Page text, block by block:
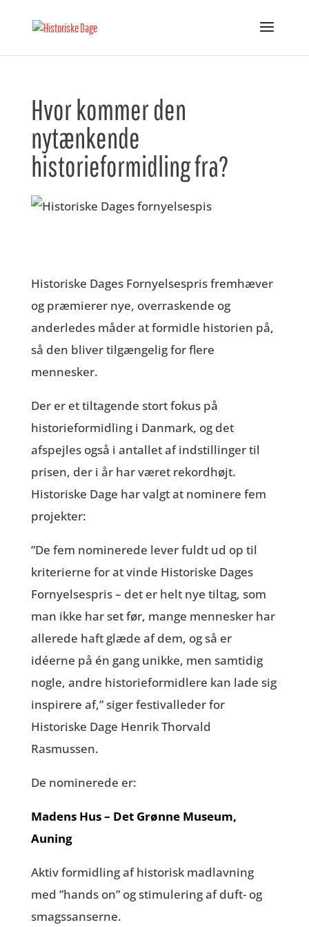
Hvor kommer den
nytænkende
historieformidling fra?
Historiske Dages Fornyelsespris fremhæver
og præmierer nye, overraskende og
anderledes måder at formidle historien på,
så den bliver tilgængelig for flere
mennesker.
Der er et tiltagende stort fokus på
historieformidling i Danmark, og det
afspejles også i antallet af indstillinger til
prisen, der i år har været rekordhøjt.
Historiske Dage har valgt at nominere fem
projekter:
”De fem nominerede lever fuldt ud op til
kriterierne for at vinde Historiske Dages
Fornyelsespris – det er helt nye tiltag, som
man ikke har set før, mange mennesker har
allerede haft glæde af dem, og så er
idéerne på én gang unikke, men samtidig
nogle, andre historieformidlere kan lade sig
inspirere af,” siger festivalleder for
Historiske Dage Henrik Thorvald
Rasmussen.
De nominerede er:
Madens Hus – Det Grønne Museum,
Auning
Aktiv formidling af historisk madlavning
med ”hands on” og stimulering af duft- og
smagssanserne.